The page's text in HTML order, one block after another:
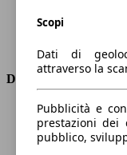
Trasmissione
Dimensioni
Lunghezza
Altezza
Larghezza
Scopi
Dati di
attraverso la
Pubblicità e
prestazioni dei
pubblico,